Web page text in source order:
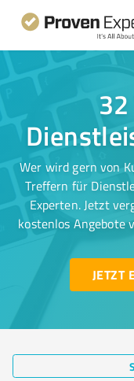
Wer wird gern von
Treffern für
Experten. Jetzt
kostenlos Angebote
JETZT